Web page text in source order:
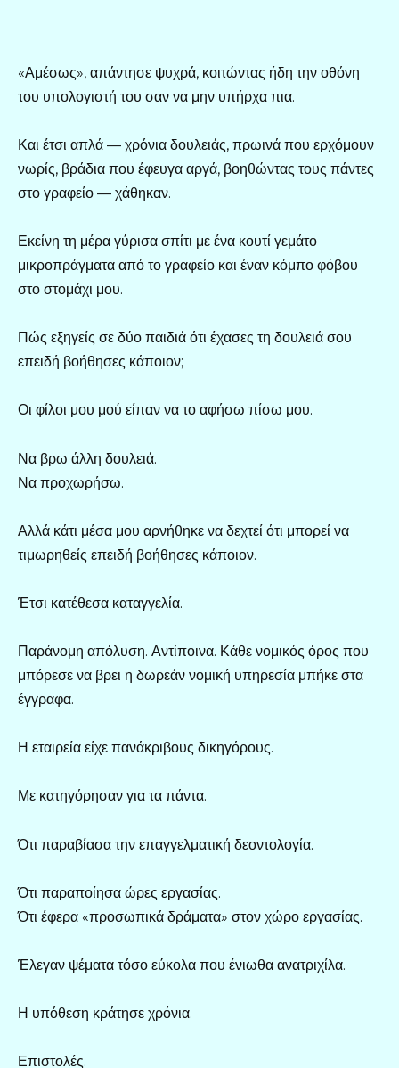
«Αμέσως», απάντησε ψυχρά, κοιτώντας ήδη την οθόνη
του υπολογιστή του σαν να μην υπήρχα πια.
Και έτσι απλά — χρόνια δουλειάς, πρωινά που ερχόμουν
νωρίς, βράδια που έφευγα αργά, βοηθώντας τους πάντες
στο γραφείο — χάθηκαν.
Εκείνη τη μέρα γύρισα σπίτι με ένα κουτί γεμάτο
μικροπράγματα από το γραφείο και έναν κόμπο φόβου
στο στομάχι μου.
Πώς εξηγείς σε δύο παιδιά ότι έχασες τη δουλειά σου
επειδή βοήθησες κάποιον;
Οι φίλοι μου μού είπαν να το αφήσω πίσω μου.
Να βρω άλλη δουλειά.
Να προχωρήσω.
Αλλά κάτι μέσα μου αρνήθηκε να δεχτεί ότι μπορεί να
τιμωρηθείς επειδή βοήθησες κάποιον.
Έτσι κατέθεσα καταγγελία.
Παράνομη απόλυση. Αντίποινα. Κάθε νομικός όρος που
μπόρεσε να βρει η δωρεάν νομική υπηρεσία μπήκε στα
έγγραφα.
Η εταιρεία είχε πανάκριβους δικηγόρους.
Με κατηγόρησαν για τα πάντα.
Ότι παραβίασα την επαγγελματική δεοντολογία.
Ότι παραποίησα ώρες εργασίας.
Ότι έφερα «προσωπικά δράματα» στον χώρο εργασίας.
Έλεγαν ψέματα τόσο εύκολα που ένιωθα ανατριχίλα.
Η υπόθεση κράτησε χρόνια.
Επιστολές.